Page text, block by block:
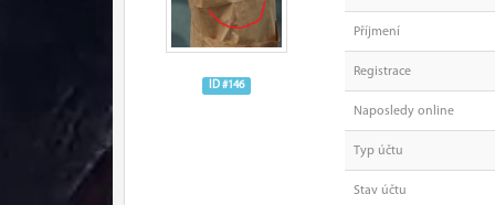
ID #146
Příjmení
Registrace
Naposledy online
Typ účtu
Stav účtu